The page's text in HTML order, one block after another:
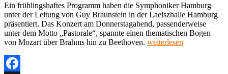
Ein frühlingshaftes Programm haben die Symphoniker Hamburg
unter der Leitung von Guy Braunstein in der Laeiszhalle Hamburg
präsentiert. Das Konzert am Donnerstagabend, passenderweise
unter dem Motto „Pastorale“, spannte einen thematischen Bogen
von Mozart über Brahms hin zu Beethoven. „Symphoniker
weiterlesen